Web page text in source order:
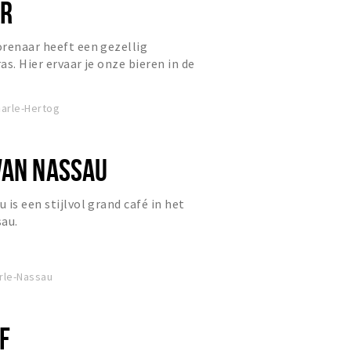
heeft een gezellig
Hier ervaar je onze bieren in de
Hertog
NASSAU
is een stijlvol grand café in het
Nassau